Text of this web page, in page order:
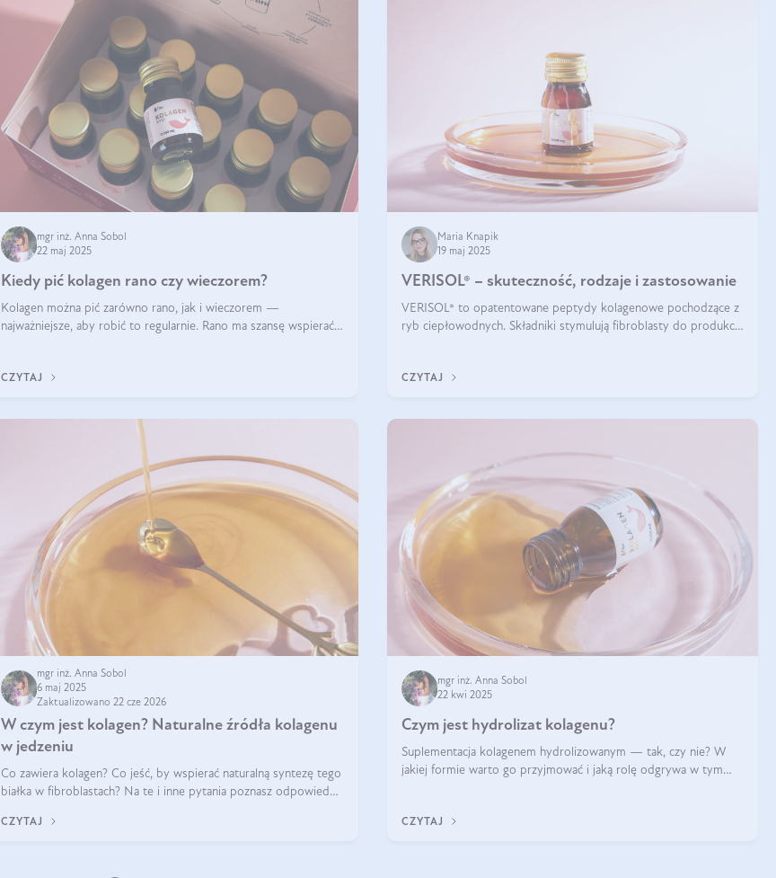
mgr inż. Anna Sobol
22 maj 2025
Kiedy pić kolagen rano czy wieczorem?
Kolagen można pić zarówno rano, jak i wieczorem —
najważniejsze, aby robić to regularnie. Rano ma szansę wspierać
CZYTAJ
Maria Knapik
19 maj 2025
VERISOL® – skuteczność, rodzaje i zastosowanie
VERISOL® to opatentowane peptydy kolagenowe pochodzące z
ryb ciepłowodnych. Składniki stymulują fibroblasty do produkcji
komórek skóry.
CZYTAJ
mgr inż. Anna Sobol
6 maj 2025
Zaktualizowano 22 cze 2026
W czym jest kolagen? Naturalne źródła kolagenu
w jedzeniu
Co zawiera kolagen? Co jeść, by wspierać naturalną syntezę tego
białka w fibroblastach? Na te i inne pytania poznasz odpowiedź
CZYTAJ
mgr inż. Anna Sobol
22 kwi 2025
Czym jest hydrolizat kolagenu?
Suplementacja kolagenem hydrolizowanym — tak, czy nie? W
jakiej formie warto go przyjmować i jaką rolę odgrywa w tym
CZYTAJ